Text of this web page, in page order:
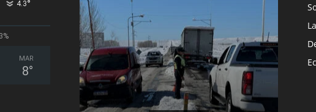
4.3°
3%
MAR
8°